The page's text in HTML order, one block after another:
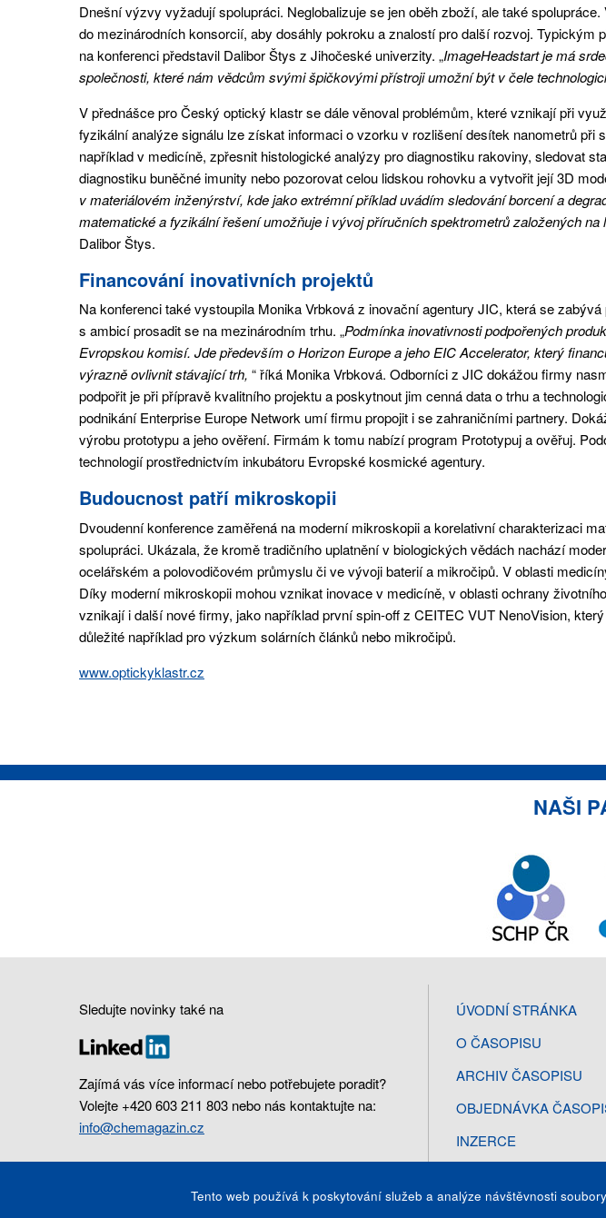
Dnešní výzvy vyžadují spolupráci. Neglobalizuje se jen oběh zboží, ale také
do mezinárodních konsorcií, aby dosáhly pokroku a znalostí pro další rozvoj.
na konferenci představil Dalibor Štys z Jihočeské univerzity. „ImageHeadstart je má
společnosti, které nám vědcům svými špičkovými přístroji umožní být v čele
V přednášce pro Český optický klastr se dále věnoval problémům, které vznikají při
fyzikální analýze signálu lze získat informaci o vzorku v rozlišení desítek nanometrů
například v medicíně, zpřesnit histologické analýzy pro diagnostiku rakoviny, sledovat
diagnostiku buněčné imunity nebo pozorovat celou lidskou rohovku a vytvořit její 3D
v materiálovém inženýrství, kde jako extrémní příklad uvádím sledování borcení a
matematické a fyzikální řešení umožňuje i vývoj příručních spektrometrů založených
Dalibor Štys.
Financování inovativních projektů
Na konferenci také vystoupila Monika Vrbková z inovační agentury JIC, která se
s ambicí prosadit se na mezinárodním trhu. „Podmínka inovativnosti podpořených
Evropskou komisí. Jde především o Horizon Europe a jeho EIC Accelerator, který
výrazně ovlivnit stávající trh, “ říká Monika Vrbková. Odborníci z JIC dokážou firmy
podpořit je při přípravě kvalitního projektu a poskytnout jim cenná data o trhu a
podnikání Enterprise Europe Network umí firmu propojit i se zahraničními partnery.
výrobu prototypu a jeho ověření. Firmám k tomu nabízí program Prototypuj a ověřuj.
technologií prostřednictvím inkubátoru Evropské kosmické agentury.
Budoucnost patří mikroskopii
Dvoudenní konference zaměřená na moderní mikroskopii a korelativní charakterizaci
spolupráci. Ukázala, že kromě tradičního uplatnění v biologických vědách nachází
ocelářském a polovodičovém průmyslu či ve vývoji baterií a mikročipů. V oblasti
Díky moderní mikroskopii mohou vznikat inovace v medicíně, v oblasti ochrany
vznikají i další nové firmy, jako například první spin-off z CEITEC VUT NenoVision,
důležité například pro výzkum solárních článků nebo mikročipů.
www.optickyklastr.cz
NAŠI
Sledujte novinky také na
Zajímá vás více informací nebo potřebujete poradit?
Volejte +420 603 211 803 nebo nás kontaktujte na:
info@chemagazin.cz
ÚVODNÍ STRÁNKA
O ČASOPISU
ARCHIV ČASOPISU
OBJEDNÁVKA
INZERCE
Tento web používá k poskytování služeb a analýze návštěvnosti